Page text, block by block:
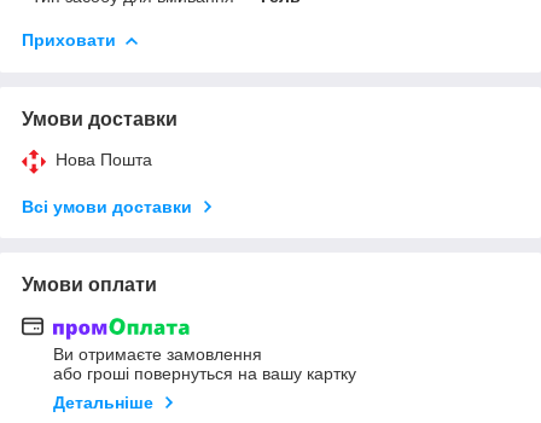
Приховати
Умови доставки
Нова Пошта
Всі умови доставки
Умови оплати
Ви отримаєте замовлення
або гроші повернуться на вашу картку
Детальніше